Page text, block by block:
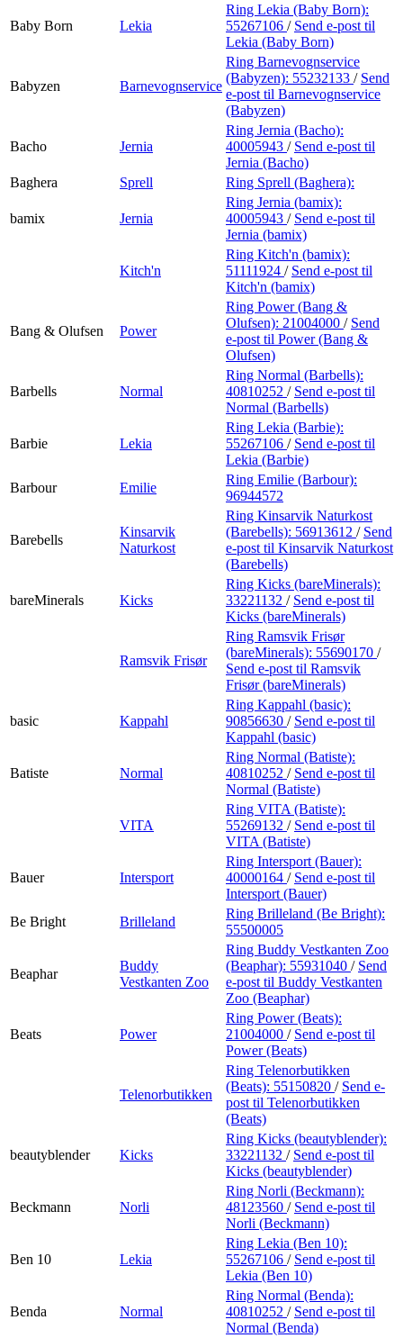
Baby Born Lekia
Ring Lekia (Baby Born):
55267106 / Send e-post til
Lekia (Baby Born)
Babyzen Barnevognservice
Ring Barnevognservice
(Babyzen): 55232133 / Send
e-post til Barnevognservice
(Babyzen)
Bacho Jernia
Ring Jernia (Bacho):
40005943 / Send e-post til
Jernia (Bacho)
Baghera
Sprell Ring Sprell (Baghera):
bamix Jernia
Ring Jernia (bamix):
40005943 / Send e-post til
Jernia (bamix)
Kitch'n
Ring Kitch'n (bamix):
51111924 / Send e-post til
Kitch'n (bamix)
Bang & Olufsen Power
Ring Power (Bang &
Olufsen): 21004000 / Send
e-post til Power (Bang &
Olufsen)
Barbells Normal
Ring Normal (Barbells):
40810252 / Send e-post til
Normal (Barbells)
Barbie Lekia
Ring Lekia (Barbie):
55267106 / Send e-post til
Lekia (Barbie)
Barbour
Emilie
Ring Emilie (Barbour):
96944572
Barebells
Kinsarvik
Naturkost
Ring Kinsarvik Naturkost
(Barebells): 56913612 / Send
e-post til Kinsarvik Naturkost
(Barebells)
bareMinerals Kicks
Ring Kicks (bareMinerals):
33221132 / Send e-post til
Kicks (bareMinerals)
Ramsvik Frisør
Ring Ramsvik Frisør
(bareMinerals): 55690170 /
Send e-post til Ramsvik
Frisør (bareMinerals)
basic Kappahl
Ring Kappahl (basic):
90856630 / Send e-post til
Kappahl (basic)
Batiste Normal
Ring Normal (Batiste):
40810252 / Send e-post til
Normal (Batiste)
VITA
Ring VITA (Batiste):
55269132 / Send e-post til
VITA (Batiste)
Bauer Intersport
Ring Intersport (Bauer):
40000164 / Send e-post til
Intersport (Bauer)
Be Bright
Brilleland
Ring Brilleland (Be Bright):
55500005
Beaphar
Buddy
Vestkanten Zoo
Ring Buddy Vestkanten Zoo
(Beaphar): 55931040 / Send
e-post til Buddy Vestkanten
Zoo (Beaphar)
Beats Power
Ring Power (Beats):
21004000 / Send e-post til
Power (Beats)
Telenorbutikken
Ring Telenorbutikken
(Beats): 55150820 / Send e-
post til Telenorbutikken
(Beats)
beautyblender Kicks
Ring Kicks (beautyblender):
33221132 / Send e-post til
Kicks (beautyblender)
Beckmann Norli
Ring Norli (Beckmann):
48123560 / Send e-post til
Norli (Beckmann)
Ben 10 Lekia
Ring Lekia (Ben 10):
55267106 / Send e-post til
Lekia (Ben 10)
Benda Normal
Ring Normal (Benda):
40810252 / Send e-post til
Normal (Benda)